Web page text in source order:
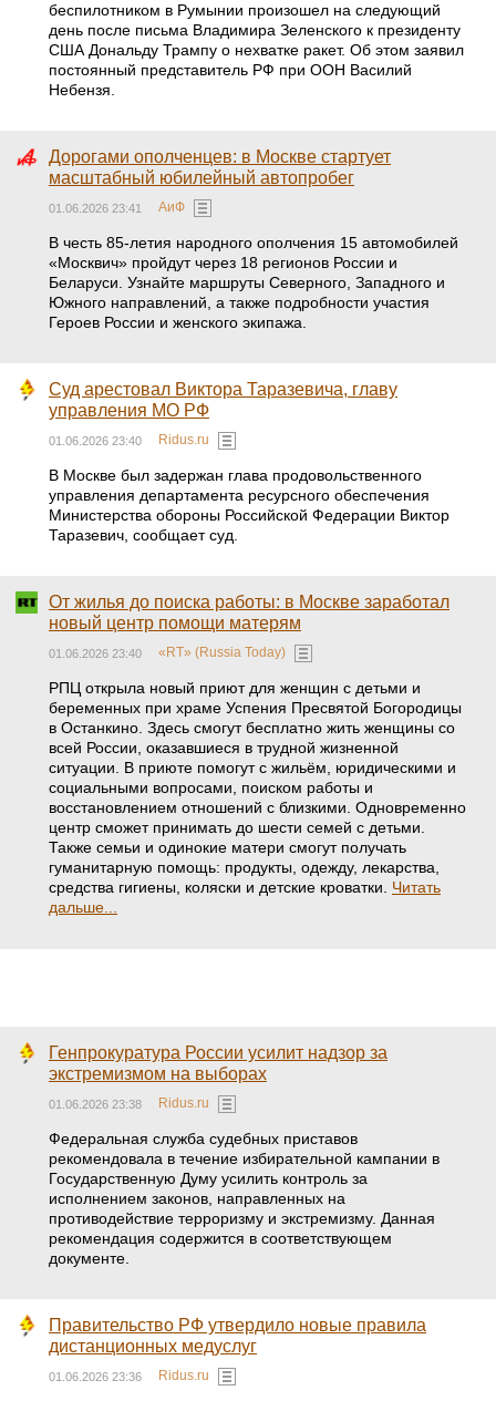
беспилотником в Румынии произошел на следующий
день после письма Владимира Зеленского к президенту
США Дональду Трампу о нехватке ракет. Об этом заявил
постоянный представитель РФ при ООН Василий
Небензя.
Дорогами ополченцев: в Москве стартует
масштабный юбилейный автопробег
01.06.2026 23:41 АиФ
В честь 85-летия народного ополчения 15 автомобилей
«Москвич» пройдут через 18 регионов России и
Беларуси. Узнайте маршруты Северного, Западного и
Южного направлений, а также подробности участия
Героев России и женского экипажа.
Суд арестовал Виктора Таразевича, главу
управления МО РФ
01.06.2026 23:40 Ridus.ru
В Москве был задержан глава продовольственного
управления департамента ресурсного обеспечения
Министерства обороны Российской Федерации Виктор
Таразевич, сообщает суд.
От жилья до поиска работы: в Москве заработал
новый центр помощи матерям
01.06.2026 23:40 «RT» (Russia Today)
РПЦ открыла новый приют для женщин с детьми и
беременных при храме Успения Пресвятой Богородицы
в Останкино. Здесь смогут бесплатно жить женщины со
всей России, оказавшиеся в трудной жизненной
ситуации. В приюте помогут с жильём, юридическими и
социальными вопросами, поиском работы и
восстановлением отношений с близкими. Одновременно
центр сможет принимать до шести семей с детьми.
Также семьи и одинокие матери смогут получать
гуманитарную помощь: продукты, одежду, лекарства,
средства гигиены, коляски и детские кроватки. Читать
дальше...
Генпрокуратура России усилит надзор за
экстремизмом на выборах
01.06.2026 23:38 Ridus.ru
Федеральная служба судебных приставов
рекомендовала в течение избирательной кампании в
Государственную Думу усилить контроль за
исполнением законов, направленных на
противодействие терроризму и экстремизму. Данная
рекомендация содержится в соответствующем
документе.
Правительство РФ утвердило новые правила
дистанционных медуслуг
01.06.2026 23:36 Ridus.ru